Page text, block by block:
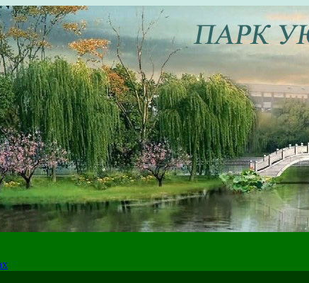
опыта на различных этапах жизненного пути, которые